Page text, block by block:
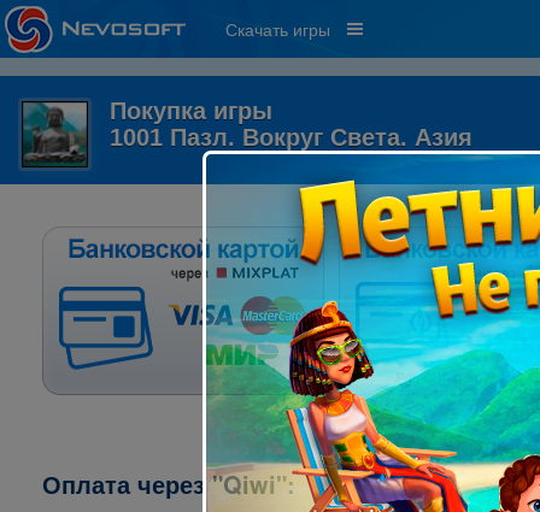
Скачать игры
Покупка игры
1001 Пазл. Вокруг Света. Азия
Оплата через "Qiwi":